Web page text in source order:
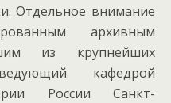
Отдельное внимание
архивным
из крупнейших
кафедрой
России Санкт-